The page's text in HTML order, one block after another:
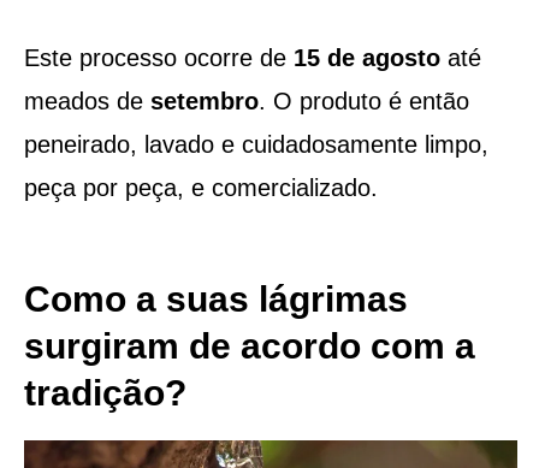
Este processo ocorre de15 de agostoaté
meados de setembro. O produto é então
peneirado, lavado e cuidadosamente limpo,
peça por peça, e comercializado.
Como a suas lágrimas
surgiram de acordo com a
tradição?